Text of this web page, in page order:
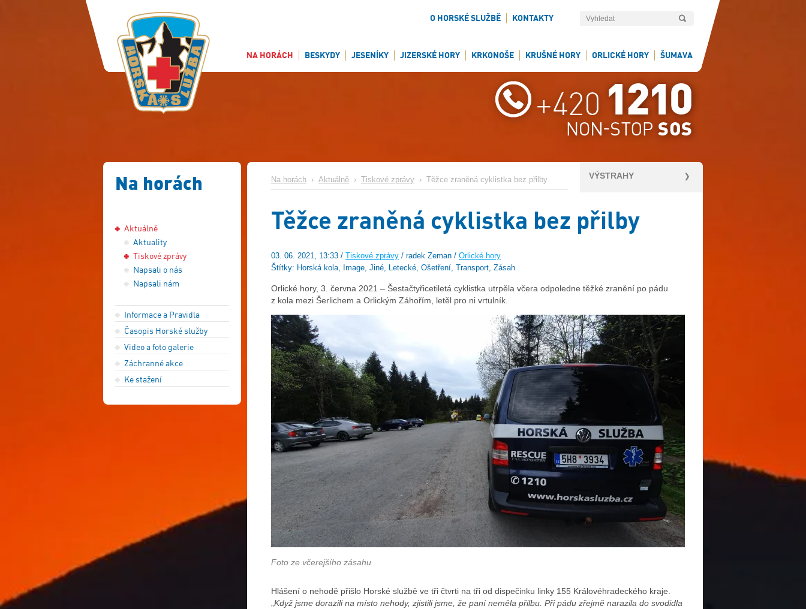
O HORSKÉ SLUŽBĚ KONTAKTY
NA HORÁCH BESKYDY JESENÍKY JIZERSKÉ HORY KRKONOŠE KRUŠNÉ HORY ORLICKÉ HORY ŠUMAVA
Na horách
Aktuálně
Aktuality
Tiskové zprávy
Napsali o nás
Napsali nám
Informace a Pravidla
Časopis Horské služby
Video a foto galerie
Záchranné akce
Ke stažení
VÝSTRAHY
Na horách › Aktuálně › Tiskové zprávy › Těžce zraněná cyklistka bez přilby
Těžce zraněná cyklistka bez přilby
03. 06. 2021, 13:33 / Tiskové zprávy / radek Zeman / Orlické hory
Štítky: Horská kola, Image, Jiné, Letecké, Ošetření, Transport, Zásah
Orlické hory, 3. června 2021 – Šestačtyřicetiletá cyklistka utrpěla včera odpoledne těžké zranění po pádu
z kola mezi Šerlichem a Orlickým Záhořím, letěl pro ni vrtulník.
Foto ze včerejšího zásahu
Hlášení o nehodě přišlo Horské službě ve tři čtvrti na tři od dispečinku linky 155 Královéhradeckého kraje.
„Když jsme dorazili na místo nehody, zjistili jsme, že paní neměla přilbu. Při pádu zřejmě narazila do svodidla